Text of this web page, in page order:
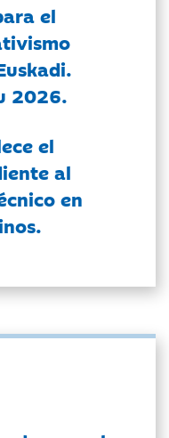
el
2026.
el
al
en